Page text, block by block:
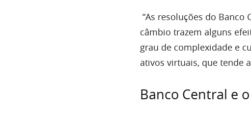
“As resoluções do
câmbio trazem alguns
grau de complexidade e
ativos virtuais, que tende
Banco Central e